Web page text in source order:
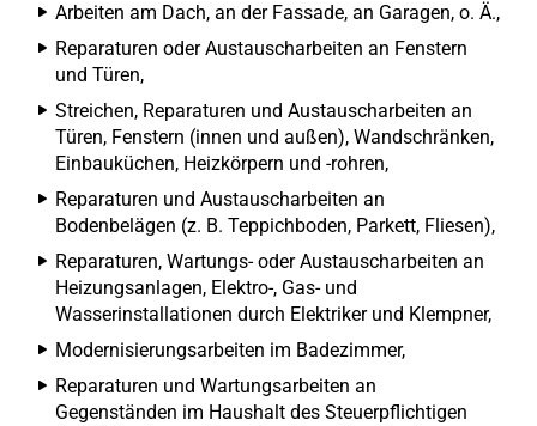
Arbeiten am Dach, an der Fassade, an Garagen, o. Ä.,
Reparaturen oder Austauscharbeiten an Fenstern
und Türen,
Streichen, Reparaturen und Austauscharbeiten an
Türen, Fenstern (innen und außen), Wandschränken,
Einbauküchen, Heizkörpern und -rohren,
Reparaturen und Austauscharbeiten an
Bodenbelägen (z. B. Teppichboden, Parkett, Fliesen),
Reparaturen, Wartungs- oder Austauscharbeiten an
Heizungsanlagen, Elektro-, Gas- und
Wasserinstallationen durch Elektriker und Klempner,
Modernisierungsarbeiten im Badezimmer,
Reparaturen und Wartungsarbeiten an
Gegenständen im Haushalt des Steuerpflichtigen